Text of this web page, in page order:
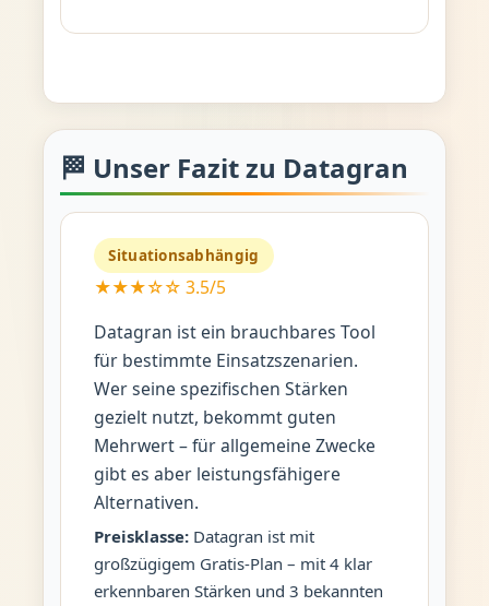
🏁 Unser Fazit zu Datagran
Situationsabhängig
★★★☆☆ 3.5/5
Datagran ist ein brauchbares Tool
für bestimmte Einsatzszenarien.
Wer seine spezifischen Stärken
gezielt nutzt, bekommt guten
Mehrwert – für allgemeine Zwecke
gibt es aber leistungsfähigere
Alternativen.
Preisklasse:Datagran ist mit
großzügigem Gratis-Plan – mit 4 klar
erkennbaren Stärken und 3 bekannten